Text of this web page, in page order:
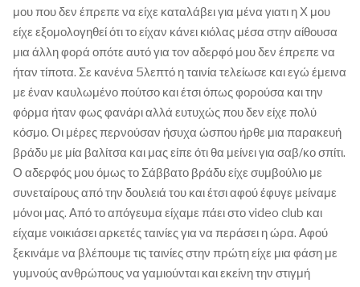
μου που δεν έπρεπε να είχε καταλάβει για μένα γιατι η Χ μου
είχε εξομολογηθεί ότι το είχαν κάνει κιόλας μέσα στην αίθουσα
μια άλλη φορά οπότε αυτό για τον αδερφό μου δεν έπρεπε να
ήταν τίποτα. Σε κανένα 5λεπτό η ταινία τελείωσε και εγώ έμεινα
με έναν καυλωμένο πούτσο και έτσι όπως φορούσα και την
φόρμα ήταν φως φανάρι αλλά ευτυχώς που δεν είχε πολύ
κόσμο. Οι μέρες περνούσαν ήσυχα ώσπου ήρθε μια παρακευή
βράδυ με μία βαλίτσα και μας είπε ότι θα μείνει για σαβ/κο σπίτι.
Ο αδερφός μου όμως το Σάββατο βράδυ είχε συμβούλιο με
συνεταίρους από την δουλειά του και έτσι αφού έφυγε μείναμε
μόνοι μας. Από το απόγευμα είχαμε πάει στο video club και
είχαμε νοικιάσει αρκετές ταινίες για να περάσει η ώρα. Αφού
ξεκινάμε να βλέπουμε τις ταινίες στην πρώτη είχε μια φάση με
γυμνούς ανθρώπους να γαμιούνται και εκείνη την στιγμή